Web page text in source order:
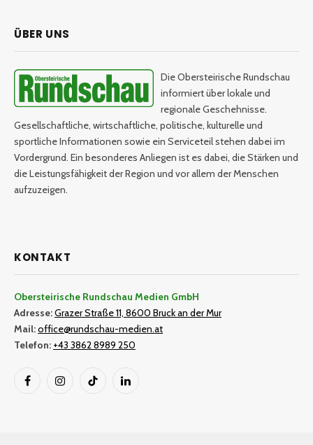
ÜBER UNS
Die Obersteirische Rundschau
informiert über lokale und
regionale Geschehnisse.
Gesellschaftliche, wirtschaftliche, politische, kulturelle und
sportliche Informationen sowie ein Serviceteil stehen dabei im
Vordergrund. Ein besonderes Anliegen ist es dabei, die Stärken und
die Leistungsfähigkeit der Region und vor allem der Menschen
aufzuzeigen.
KONTAKT
Obersteirische Rundschau Medien GmbH
Adresse:Grazer Straße 11, 8600 Bruck an der Mur
Mail:office@rundschau-medien.at
Telefon: +43 3862 8989 250
FacebookInstagramTikTok LinkedIn